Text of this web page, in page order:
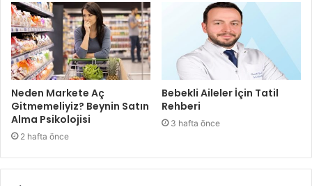
Neden Markete Aç
Gitmemeliyiz? Beynin Satın
Alma Psikolojisi
2 hafta önce
Bebekli Aileler İçin Tatil
Rehberi
3 hafta önce